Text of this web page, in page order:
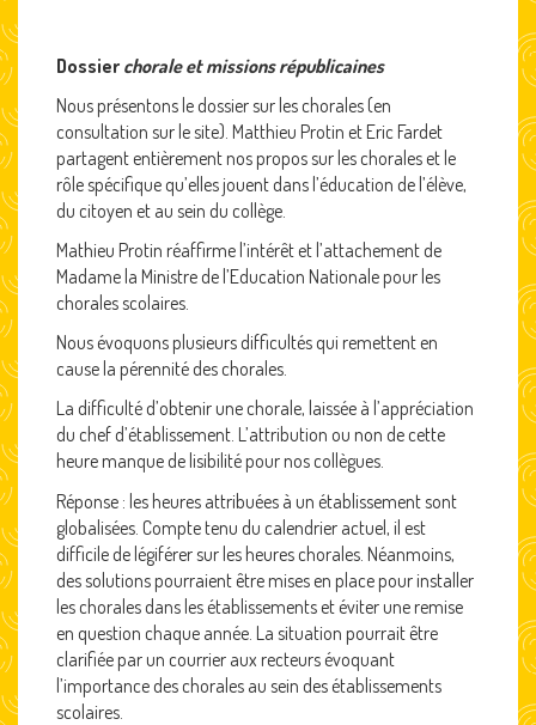
Dossier chorale et missions républicaines
Nous présentons le dossier sur les chorales (en
consultation sur le site). Matthieu Protin et Eric Fardet
partagent entièrement nos propos sur les chorales et le
rôle spécifique qu’elles jouent dans l’éducation de l’élève,
du citoyen et au sein du collège.
Mathieu Protin réaffirme l’intérêt et l’attachement de
Madame la Ministre de l’Education Nationale pour les
chorales scolaires.
Nous évoquons plusieurs difficultés qui remettent en
cause la pérennité des chorales.
La difficulté d’obtenir une chorale, laissée à l’appréciation
du chef d’établissement. L’attribution ou non de cette
heure manque de lisibilité pour nos collègues.
Réponse : les heures attribuées à un établissement sont
globalisées. Compte tenu du calendrier actuel, il est
difficile de légiférer sur les heures chorales. Néanmoins,
des solutions pourraient être mises en place pour installer
les chorales dans les établissements et éviter une remise
en question chaque année. La situation pourrait être
clarifiée par un courrier aux recteurs évoquant
l’importance des chorales au sein des établissements
scolaires.